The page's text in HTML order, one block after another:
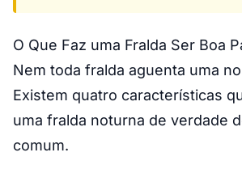
O Que Faz uma Fralda Ser Boa
Nem toda fralda aguenta uma
Existem quatro características
uma fralda noturna de verdade
comum.